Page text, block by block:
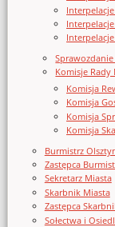
Interpelacje
Komisje
Komisja
Komisja
Komisja
Komisja
Burmistrz
Zastępca
Sekretarz Miasta
Skarbnik Miasta
Zastępca
Sołectwa i